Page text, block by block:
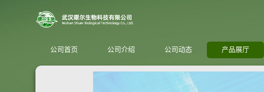
公司首页 公司介绍 公司动态 产品展厅